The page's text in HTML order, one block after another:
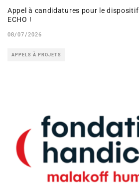
Appel à candidatures pour le
ECHO !
08/07/2026
APPELS À PROJETS